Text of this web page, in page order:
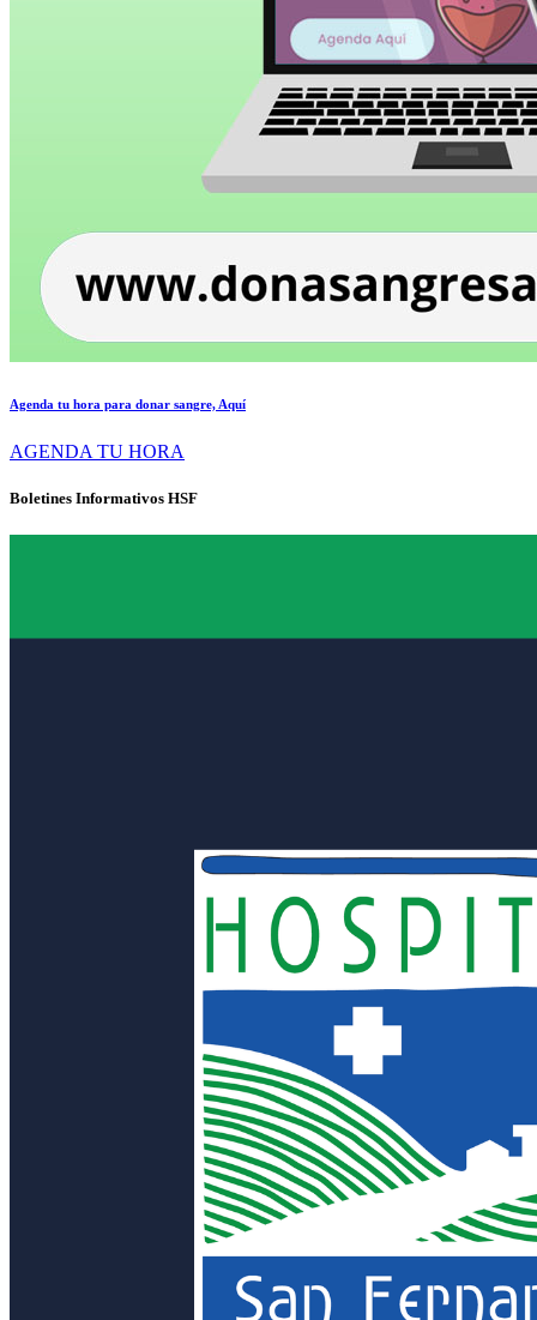
Agenda tu hora para donar sangre, Aquí
AGENDA TU HORA
Boletines Informativos HSF